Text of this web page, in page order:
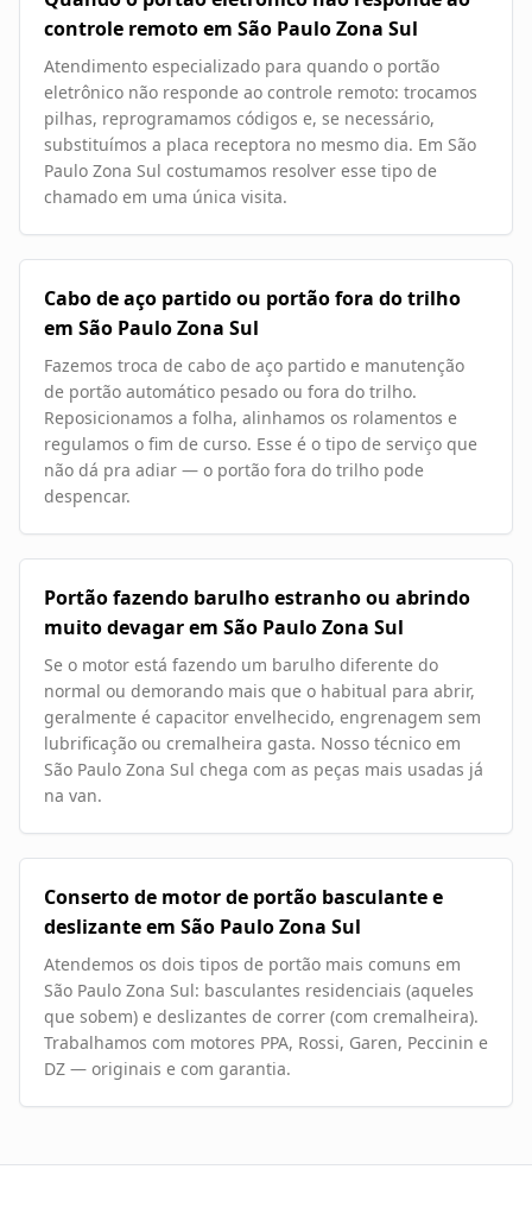
controle remoto em São Paulo Zona Sul
Atendimento especializado para quando o portão
eletrônico não responde ao controle remoto: trocamos
pilhas, reprogramamos códigos e, se necessário,
substituímos a placa receptora no mesmo dia. Em São
Paulo Zona Sul costumamos resolver esse tipo de
chamado em uma única visita.
Cabo de aço partido ou portão fora do trilho
em São Paulo Zona Sul
Fazemos troca de cabo de aço partido e manutenção
de portão automático pesado ou fora do trilho.
Reposicionamos a folha, alinhamos os rolamentos e
regulamos o fim de curso. Esse é o tipo de serviço que
não dá pra adiar — o portão fora do trilho pode
despencar.
Portão fazendo barulho estranho ou abrindo
muito devagar em São Paulo Zona Sul
Se o motor está fazendo um barulho diferente do
normal ou demorando mais que o habitual para abrir,
geralmente é capacitor envelhecido, engrenagem sem
lubrificação ou cremalheira gasta. Nosso técnico em
São Paulo Zona Sul chega com as peças mais usadas já
na van.
Conserto de motor de portão basculante e
deslizante em São Paulo Zona Sul
Atendemos os dois tipos de portão mais comuns em
São Paulo Zona Sul: basculantes residenciais (aqueles
que sobem) e deslizantes de correr (com cremalheira).
Trabalhamos com motores PPA, Rossi, Garen, Peccinin e
DZ — originais e com garantia.